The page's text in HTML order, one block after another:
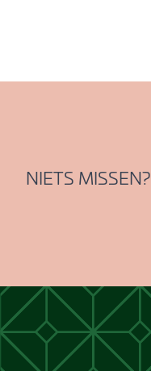
NIETS MISSEN?